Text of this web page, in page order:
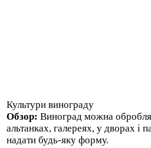
Культури винограду
Обзор: Виноград можна
альтанках, галереях, у дворах і
надати будь-яку форму.